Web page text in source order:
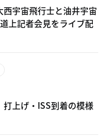
西宇宙飛行士と油井宇宙
上記者会見をライブ配
上げ・ISS到着の模様